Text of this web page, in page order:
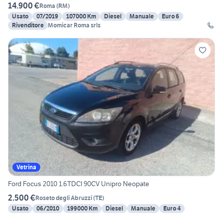
14.900 €Roma (RM)
Usato
07/2019 107000 Km Diesel Manuale
Euro 6
Rivenditore Momicar Roma srls
Vetrina
Ford Focus 2010 1.6TDCI 90CV Unipro Neopate
2.500 €Roseto degli Abruzzi(TE)
Usato
06/2010 199000 Km Diesel Manuale
Euro 4